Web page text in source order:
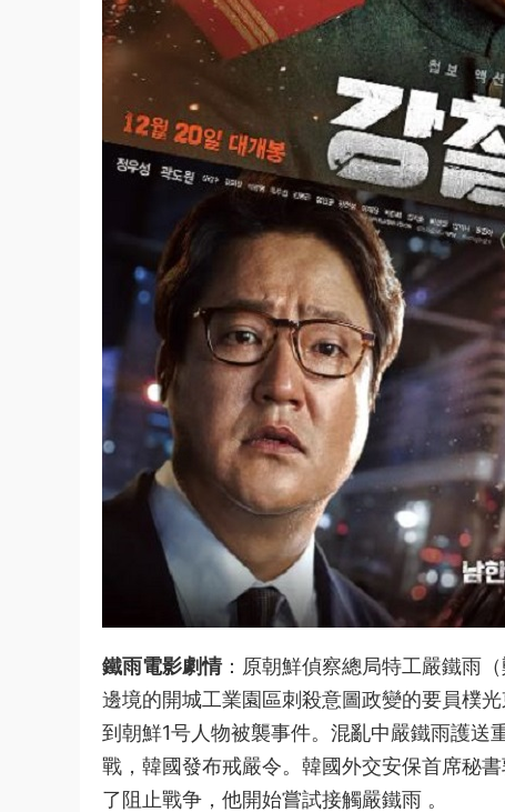
鐵雨電影劇情：原朝鮮偵察總局特工嚴鐵雨 （
邊境的開城工業園區刺殺意圖政變的要員樸光
到朝鮮1号人物被襲事件。混亂中嚴鐵雨護送
戰，韓國發布戒嚴令。韓國外交安保首席秘
了阻止戰争，他開始嘗試接觸嚴鐵雨 。